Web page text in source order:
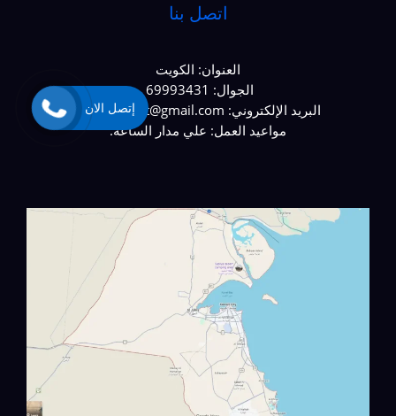
اتصل بنا
العنوان: الكويت
الجوال: 69993431
البريد الإلكتروني: najaralkawit@gmail.com
مواعيد العمل: علي مدار الساعة.
إتصل الان